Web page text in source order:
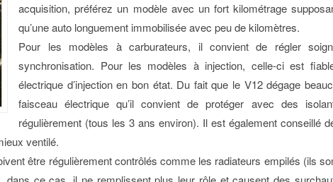
acquisition, préférez un modèle avec un fort kilométrage
qu’une auto longuement immobilisée avec peu de kilomètres.
Pour les modèles à carburateurs, il convient de régler
synchronisation. Pour les modèles à injection, celle-ci est
électrique d’injection en bon état. Du fait que le V12 dégage
faisceau électrique qu’il convient de protéger avec des
régulièrement (tous les 3 ans environ). Il est également conseillé
ventilé.
être régulièrement contrôlés comme les radiateurs empilés (ils